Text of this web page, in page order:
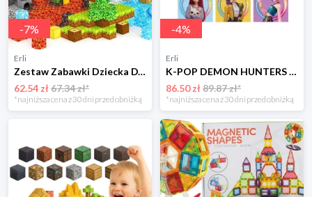
-7%
Erli
Zestaw Zabawki Dziecka DYI Klocki Magnetyczne Tworzenie Świata Budowanie
62.54 zł67.34 zł*
*najniższa cena z 30 dni przed obniżką
-4%
Erli
K-POP DEMON HUNTERS klocki magnetyczne 100 elementów Kpop Łowczynie Demonów
86.50 zł89.87 zł*
*najniższa cena z 30 dni przed obniżką